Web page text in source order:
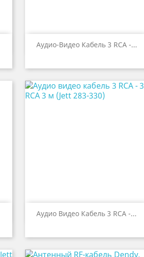
Аудио-Видео Кабель 3 RCA -...
 Быстрый просмотр
Аудио Видео Кабель 3 RCA -...
 Быстрый просмотр